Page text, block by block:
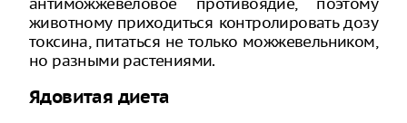
животному приходиться контролировать дозу
токсина, питаться не только можжевельником,
но разными растениями.
Ядовитая диета